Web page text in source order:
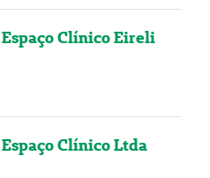
Clínico Eireli
Clínico Ltda